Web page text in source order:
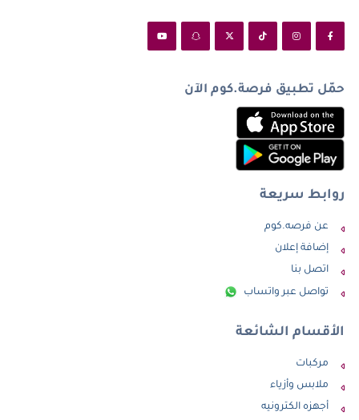
حمّل تطبيق فرصة.كوم الآن
روابط سريعة
عن فرصه.كوم
إضافة إعلان
اتصل بنا
تواصل عبر واتساب
الأقسام الشائعة
مركبات
ملابس وأزياء
أجهزه الكترونيه